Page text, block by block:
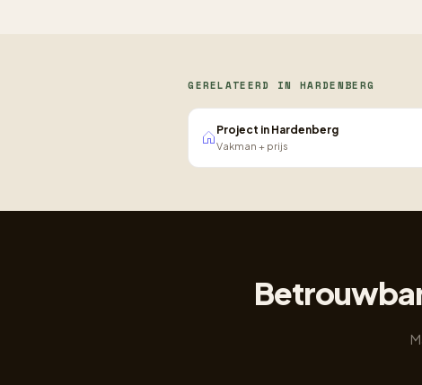
GERELATEERD IN HARDENBERG
Project in Hardenberg
Vakman + prijs